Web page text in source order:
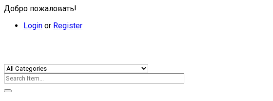
Добро пожаловать!
Login or Register